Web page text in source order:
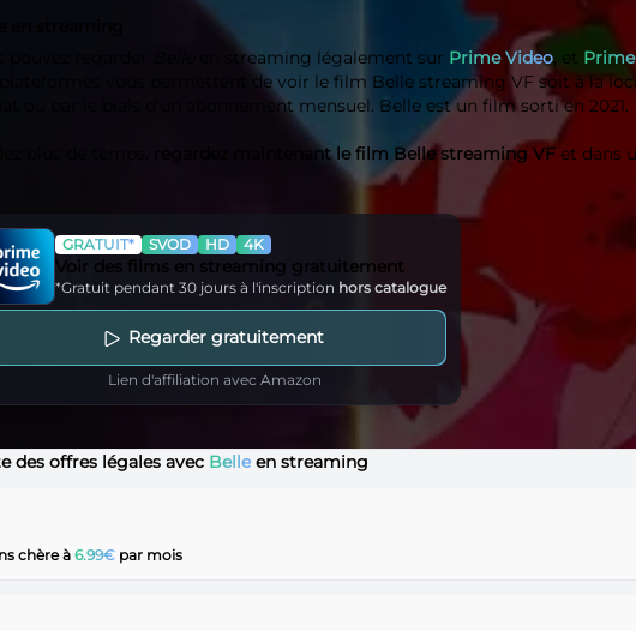
en streaming légalement sur Prime Video, et
plateformes vous permettent de voir le film Belle streaming VF soit à la
ou par le biais d'un abonnement mensuel. Belle est un film sorti en 2021.
regardez maintenant le film Belle streaming VF et dans
GRATUIT* SVOD HD 4K
Voir des films en streaming gratuitement
*Gratuit pendant 30 jours à l'inscription hors catalogue
Regarder gratuitement
Lien d'affiliation avec Amazon
des offres légales avec Belleen streaming
chère à 6.99€ par mois